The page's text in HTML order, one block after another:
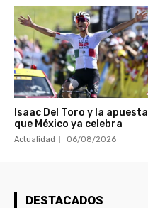
Isaac Del Toro y la apuesta
que México ya celebra
Actualidad 06/08/2026
DESTACADOS